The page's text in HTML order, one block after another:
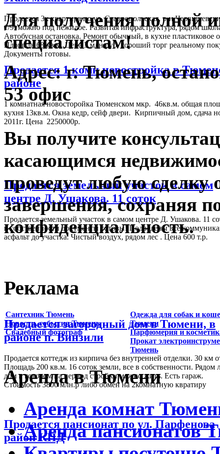
Продается 3к квартира по ул. Ставропольская, р-н
1/9, можно под нежилое. Развитая инфраструктура, рядом
Автобусная остановка. Ремонт обычный, в кухне пластиковое
Площадь 68 кв м. Цена 3 млн.руб. хороший торг реальному
Документы готовы.
Продается 1 комн новостройка в
районе
1 комнатная новосторойка Тюменском мкр. 46кв.м. общая
кухня 13кв.м. Окна кедр, сейф двери. Кирпичный дом, сдача
2011г. Цена 2250000р.
Продается земельный участок в самом
центре Д. Ушакова. 11 соток
Продается земельный участок в самом центре Д. Ушакова. 11
в собственности документы готовы! Подведены все
асфальт до участка. Чистый воздух, рядом лес . Цена 600 т.р.
Продается загородный дом в Тюмени, в
районе п. Винзили
Продается коттедж из кирпича без внутренней отделки. 30 км
Площадь 200 кв.м. 16 соток земли, все в собственности. Рядом
дом в котором на период стройки можно жить. Есть гараж.
Стоимость 3800 млн.р либо обмен на 2комнатную квратиру
Продается пансионат по ул. Парфенова
район КПД
Для получения полной
специалистам!
Адрес: г. Тюмень,
53 офис
Вы получите
касающимся
проведут любую сделку
завершения, сохраняя
конфиденциальность.
Реклама
Сантехник Тюмень
Новости, события Тюмень
Свадебный фотограф
Одежда для собак и
Тюмени
Парфюмерия и
Прокат
Тюмень
Аренда в Тюмени
Аренда комнат
Аренда пансионатов